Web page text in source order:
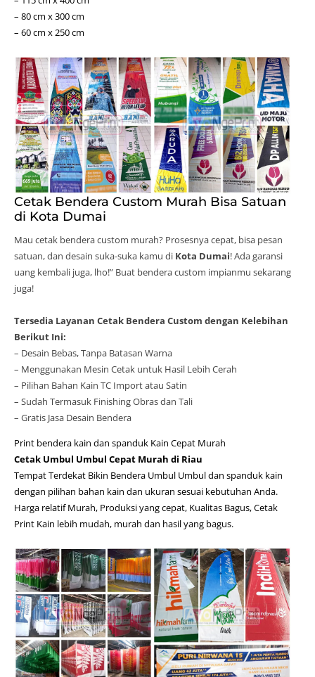
– 80 cm x 300 cm
– 60 cm x 250 cm
Cetak Bendera Custom Murah Bisa Satuan
di Kota Dumai
Mau cetak bendera custom murah? Prosesnya cepat, bisa pesan
satuan, dan desain suka-suka kamu di Kota Dumai! Ada garansi
uang kembali juga, lho!” Buat bendera custom impianmu sekarang
juga!
Tersedia Layanan Cetak Bendera Custom dengan Kelebihan
Berikut Ini:
– Desain Bebas, Tanpa Batasan Warna
– Menggunakan Mesin Cetak untuk Hasil Lebih Cerah
– Pilihan Bahan Kain TC Import atau Satin
– Sudah Termasuk Finishing Obras dan Tali
– Gratis Jasa Desain Bendera
Print bendera kain dan spanduk Kain Cepat Murah
Cetak Umbul Umbul Cepat Murah di Riau
Tempat Terdekat Bikin Bendera Umbul Umbul dan spanduk kain
dengan pilihan bahan kain dan ukuran sesuai kebutuhan Anda.
Harga relatif Murah, Produksi yang cepat, Kualitas Bagus, Cetak
Print Kain lebih mudah, murah dan hasil yang bagus.